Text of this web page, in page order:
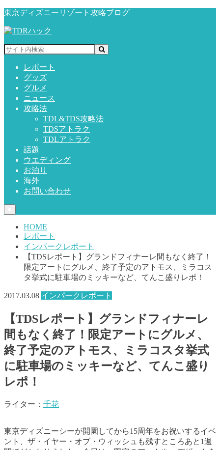
東京ディズニーリゾート攻略ブログ
レポート
グッズ
グルメ
ニュース
攻略法
TDL&TDS攻略法
TDSアトラク
TDLアトラク
話題
ウエディング
お泊り
海外
お問い合わせ
HOME
レポート
インパークレポート
【TDSレポート】グランドフィナーレ間もなく終了！
限定アートにグルメ、終了予定のアトモス、ミラコス
タ挙式に駐車場のミッキーなど、てんこ盛りレポ！
2017.03.08 インパークレポート
【TDSレポート】グランドフィナーレ
間もなく終了！限定アートにグルメ、
終了予定のアトモス、ミラコスタ挙式
に駐車場のミッキーなど、てんこ盛り
レポ！
ライター： 千花
東京ディズニーシーが開園してから15周年をお祝いするイベ
ント、ザ・イヤー・オブ・ウィッシュも残すところあと1週